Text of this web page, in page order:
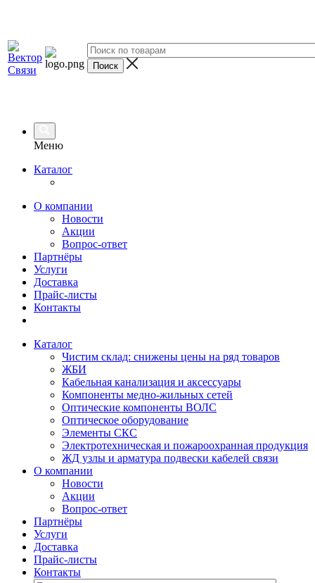
Меню
Каталог
О компании
Новости
Акции
Вопрос-ответ
Партнёры
Услуги
Доставка
Прайс-листы
Контакты
Каталог
Чистим склад: снижены цены на ряд товаров
ЖБИ
Кабельная канализация и аксессуары
Компоненты медно-жильных сетей
Оптические компоненты ВОЛС
Оптическое оборудование
Элементы СКС
Электротехническая и пожароохранная продукция
ЖД узлы и арматура подвески кабелей связи
О компании
Новости
Акции
Вопрос-ответ
Партнёры
Услуги
Доставка
Прайс-листы
Контакты